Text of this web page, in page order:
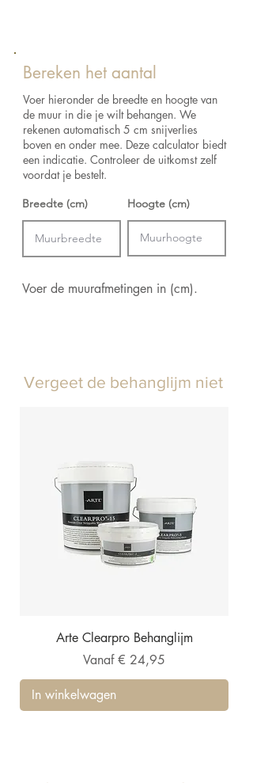
Breedte: 52 cm
Afmetingen:
Rol van 10 m x 0.52 m = 5.2
m²
retourbeleid voor de retourvoorwaarden.
Bereken het aantal
Voer hieronder de breedte en hoogte van
de muur in die je wilt behangen. We
rekenen automatisch 5 cm snijverlies
boven en onder mee. Deze calculator biedt
een indicatie. Controleer de uitkomst zelf
voordat je bestelt.
Breedte (cm) Hoogte (cm)
Voer de muurafmetingen in (cm).
Vergeet de behanglijm niet
Arte Clearpro Behanglijm
Vanaf€ 24,95
Verkoopprijs
In winkelwagen